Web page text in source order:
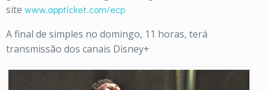
site www.appticket.com/ecp
A final de simples no domingo, 11 horas, terá
transmissão dos canais Disney+